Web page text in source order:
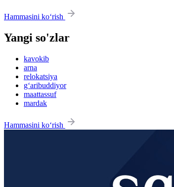
Hammasini ko‘rish
Yangi so'zlar
kavokib
arna
relokatsiya
g‘aribuddiyor
maattassuf
mardak
Hammasini ko‘rish